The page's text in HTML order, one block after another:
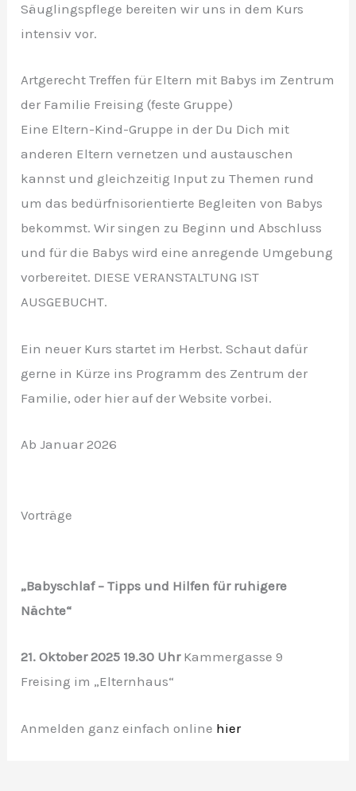
Säuglingspflege bereiten wir uns in dem Kurs
intensiv vor.
Artgerecht Treffen für Eltern mit Babys im Zentrum
der Familie Freising (feste Gruppe)
Eine Eltern-Kind-Gruppe in der Du Dich mit
anderen Eltern vernetzen und austauschen
kannst und gleichzeitig Input zu Themen rund
um das bedürfnisorientierte Begleiten von Babys
bekommst. Wir singen zu Beginn und Abschluss
und für die Babys wird eine anregende Umgebung
vorbereitet. DIESE VERANSTALTUNG IST
AUSGEBUCHT.
Ein neuer Kurs startet im Herbst. Schaut dafür
gerne in Kürze ins Programm des Zentrum der
Familie, oder hier auf der Website vorbei.
Ab Januar 2026
Vorträge
„Babyschlaf – Tipps und Hilfen für ruhigere
Nächte“
21. Oktober 2025 19.30 Uhr Kammergasse 9
Freising im „Elternhaus“
Anmelden ganz einfach online hier